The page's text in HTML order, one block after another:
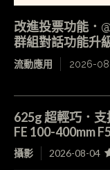
改進投票功能
群組對話功能升
流動應用 2026-
625g 超輕巧．
FE 100-400mm
攝影 2026-08-04